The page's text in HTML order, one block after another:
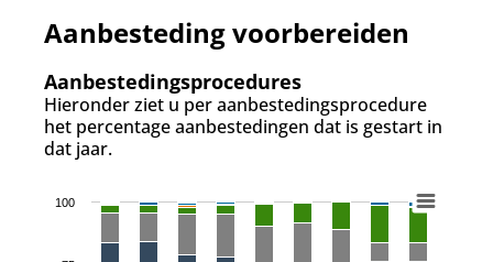
Aanbesteding voorbereiden
Aanbestedingsprocedures
Hieronder ziet u per aanbestedingsprocedure
het percentage aanbestedingen dat is gestart in
dat jaar.
100